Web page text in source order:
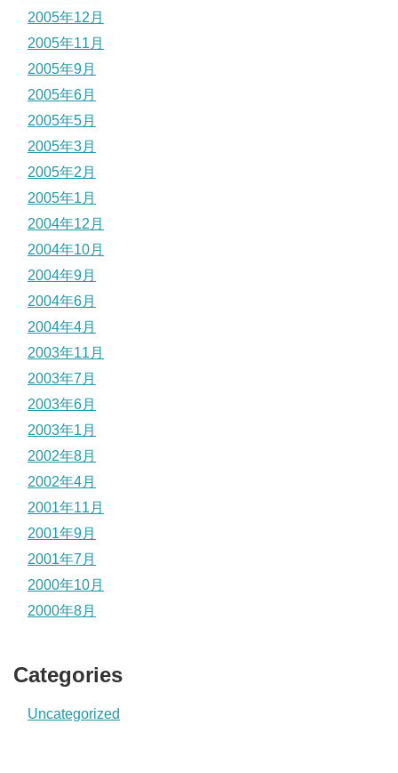
2005年12月
2005年11月
2005年9月
2005年6月
2005年5月
2005年3月
2005年2月
2005年1月
2004年12月
2004年10月
2004年9月
2004年6月
2004年4月
2003年11月
2003年7月
2003年6月
2003年1月
2002年8月
2002年4月
2001年11月
2001年9月
2001年7月
2000年10月
2000年8月
Categories
Uncategorized